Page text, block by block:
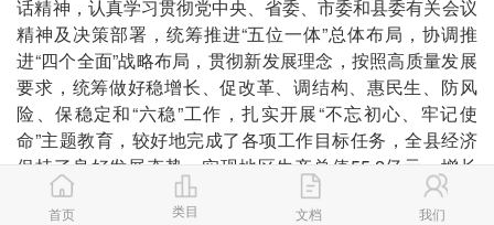
话精神，认真学习贯彻党中央、省委、市委和县委有关会议
精神及决策部署，统筹推进“五位一体”总体布局，协调推
进“四个全面”战略布局，贯彻新发展理念，按照高质量发展
要求，统筹做好稳增长、促改革、调结构、惠民生、防风
险、保稳定和“六稳”工作，扎实开展“不忘初心、牢记使
命”主题教育，较好地完成了各项工作目标任务，全县经济
保持了良好发展态势。实现地区生产总值55.2亿元，增长
7%;完成规模以上固定资产投资30.7亿元，增长40%;完成规
模以上工业增加值8.02亿元，下降2.6%;完成一般公共财政
首页 类目 文档 我们